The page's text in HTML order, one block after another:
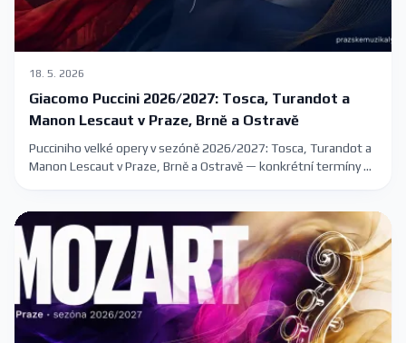
18. 5. 2026
Giacomo Puccini 2026/2027: Tosca, Turandot a
Manon Lescaut v Praze, Brně a Ostravě
Pucciniho velké opery v sezóně 2026/2027: Tosca, Turandot a
Manon Lescaut v Praze, Brně a Ostravě — konkrétní termíny a